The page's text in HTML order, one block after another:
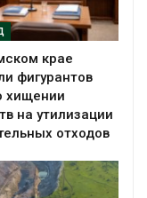
крае
фигурантов
хищении
на утилизации
отходов